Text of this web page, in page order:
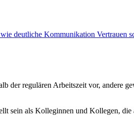
deutliche Kommunikation Vertrauen
der regulären Arbeitszeit vor, andere
sein als Kolleginnen und Kollegen,